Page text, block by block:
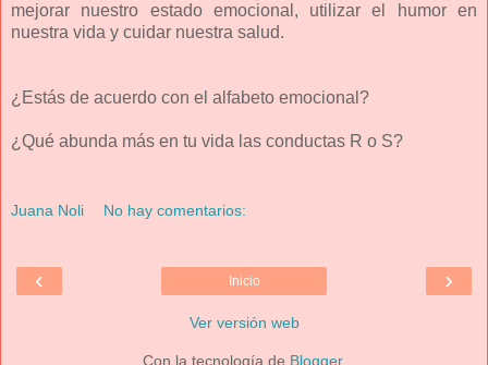
mejorar nuestro estado emocional, utilizar el humor en
nuestra vida y cuidar nuestra salud.
¿Estás de acuerdo con el alfabeto emocional?
¿Qué abunda más en tu vida las conductas R o S?
Juana Noli No hay comentarios:
‹ ›
Inicio
Ver versión web
Con la tecnología de Blogger.